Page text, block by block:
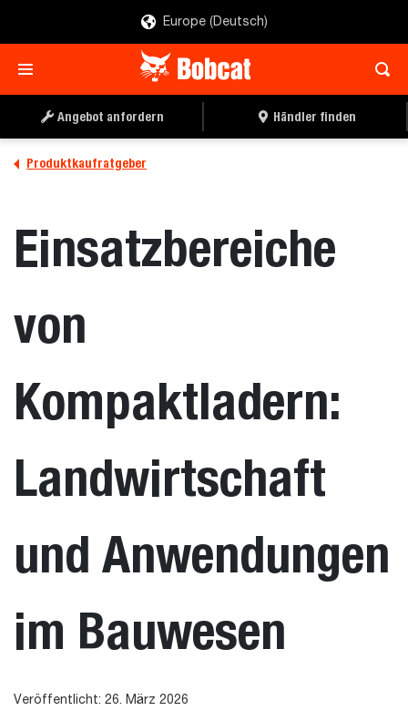
Europe (Deutsch)
Angebot anfordern Händler finden
Produktkaufratgeber
Einsatzbereiche
von
Kompaktladern:
Landwirtschaft
und Anwendungen
im Bauwesen
Veröffentlicht: 26. März 2026